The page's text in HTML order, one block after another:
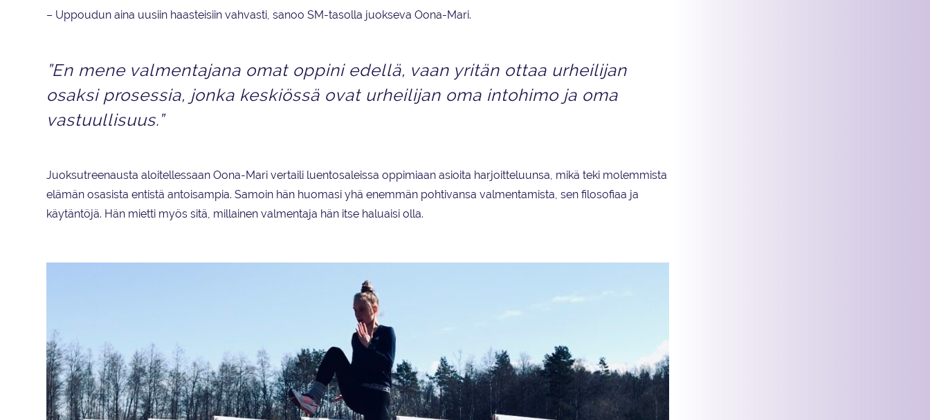
– Uppoudun aina uusiin haasteisiin vahvasti, sanoo SM-tasolla juokseva Oona-Mari.
”En mene valmentajana omat oppini edellä, vaan yritän ottaa urheilijan
osaksi prosessia, jonka keskiössä ovat urheilijan oma intohimo ja oma
vastuullisuus.”
Juoksutreenausta aloitellessaan Oona-Mari vertaili luentosaleissa oppimiaan asioita harjoitteluunsa, mikä teki molemmista
elämän osasista entistä antoisampia. Samoin hän huomasi yhä enemmän pohtivansa valmentamista, sen filosofiaa ja
käytäntöjä. Hän mietti myös sitä, millainen valmentaja hän itse haluaisi olla.